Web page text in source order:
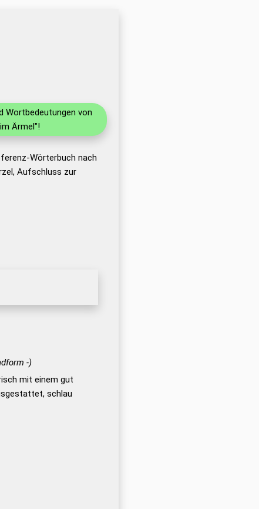
Wortbedeutungen von
Ärmel"!
Wörterbuch nach
Aufschluss zur
-)
mit einem gut
schlau